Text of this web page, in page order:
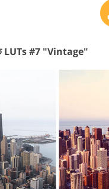
LUTs #7 "Vintage"